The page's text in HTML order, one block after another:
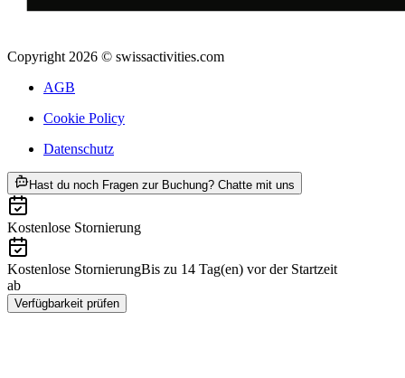
Copyright 2026 © swissactivities.com
AGB
Cookie Policy
Datenschutz
Hast du noch Fragen zur Buchung? Chatte mit uns
Kostenlose Stornierung
Kostenlose StornierungBis zu 14 Tag(en) vor der Startzeit
ab
Verfügbarkeit prüfen